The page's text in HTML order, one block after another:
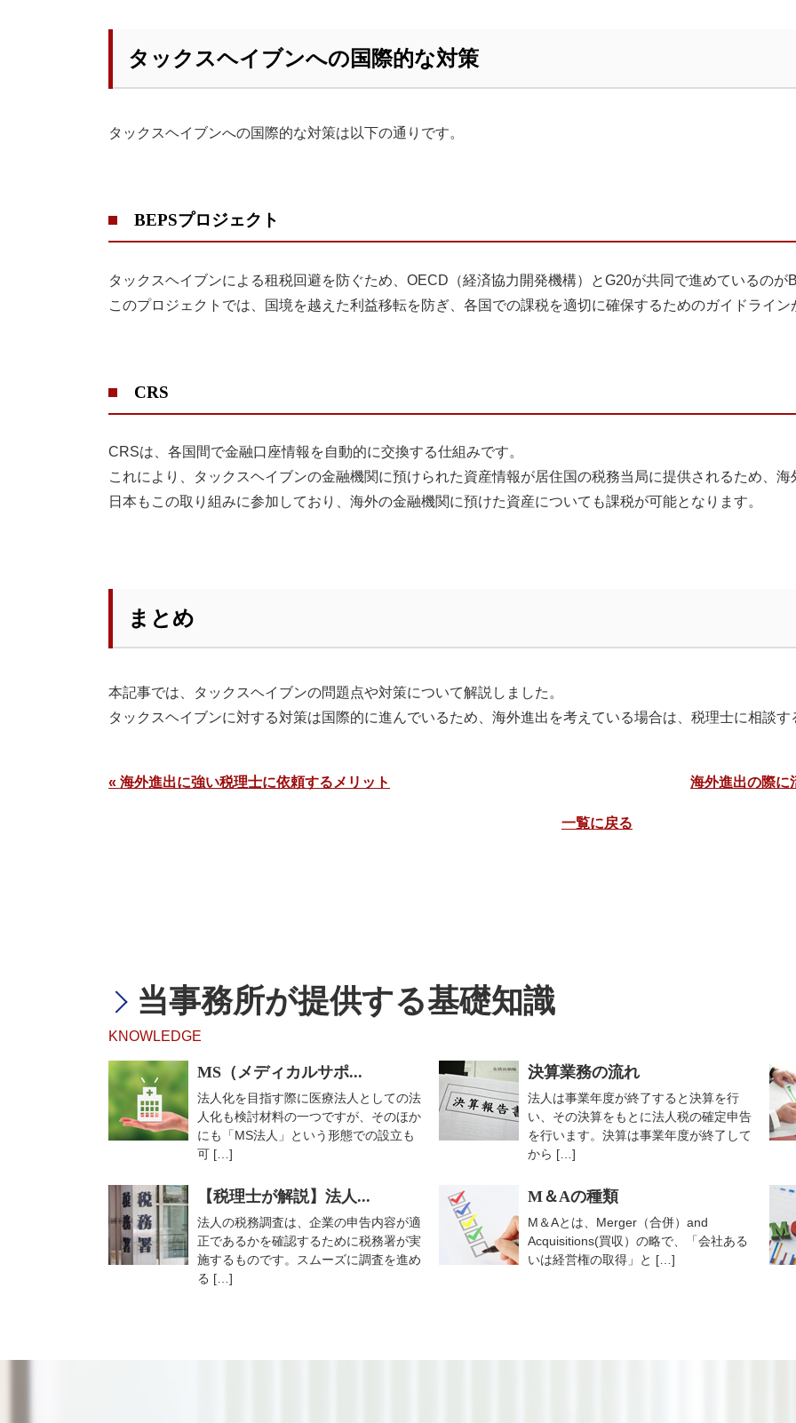
タックスヘイブンへの国際的な対策
タックスヘイブンへの国際的な対策は以下の通りです。
BEPSプロジェクト
タックスヘイブンによる租税回避を防ぐため、 OECD （経済協力開発機構）とG20が共同で進めているのが
このプロジェクトでは、国境を越えた利益移転を防ぎ、各国での課税を適切に確保するためのガイドライン
CRS
CRSは、各国間で金融口座情報を自動的に交換する仕組みです。
これにより、タックスヘイブンの金融機関に預けられた資産情報が居住国の税務当局に提供されるため、海
日本もこの取り組みに参加しており、海外の金融機関に預けた資産についても課税が可能となります。
まとめ
本記事では、タックスヘイブンの問題点や対策について解説しました。
タックスヘイブンに対する対策は国際的に進んでいるため、海外進出を考えている場合は、税理士に相談す
« 海外進出に強い税理士に依頼するメリット 海外進出の際に
一覧に戻る
当事務所が提供する基礎知識
KNOWLEDGE
MS（メディカルサポ...
法人化を目指す際に医療法人としての法
人化も検討材料の一つですが、そのほか
にも「MS法人」という形態での設立も
可 […]
決算業務の流れ
法人は事業年度が終了すると決算を行
い、その決算をもとに法人税の確定申告
を行います。決算は事業年度が終了して
から […]
【税理士が解説】法人...
法人の税務調査は、企業の申告内容が適
正であるかを確認するために税務署が実
施するものです。スムーズに調査を進め
る […]
M＆Aの種類
M＆Aとは、Merger（合併）and
Acquisitions(買収）の略で、「会社ある
いは経営権の取得」と […]